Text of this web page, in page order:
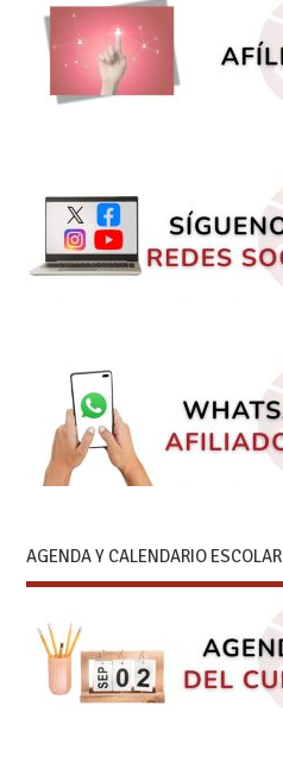
AGENDA Y CALENDARIO ESCOLAR